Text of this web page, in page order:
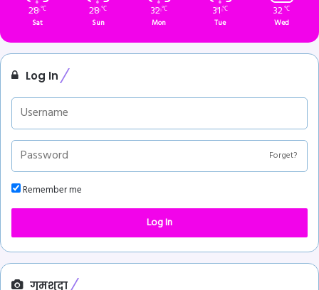
28℃
Sat
28℃
Sun
32℃
Mon
31 ℃
Tue
32℃
Wed
Log In
Forget?
Remember me
Log In
गुमशुदा